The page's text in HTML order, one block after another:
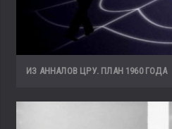
ИЗ АННАЛОВ ЦРУ. ПЛАН 1960 ГОДА